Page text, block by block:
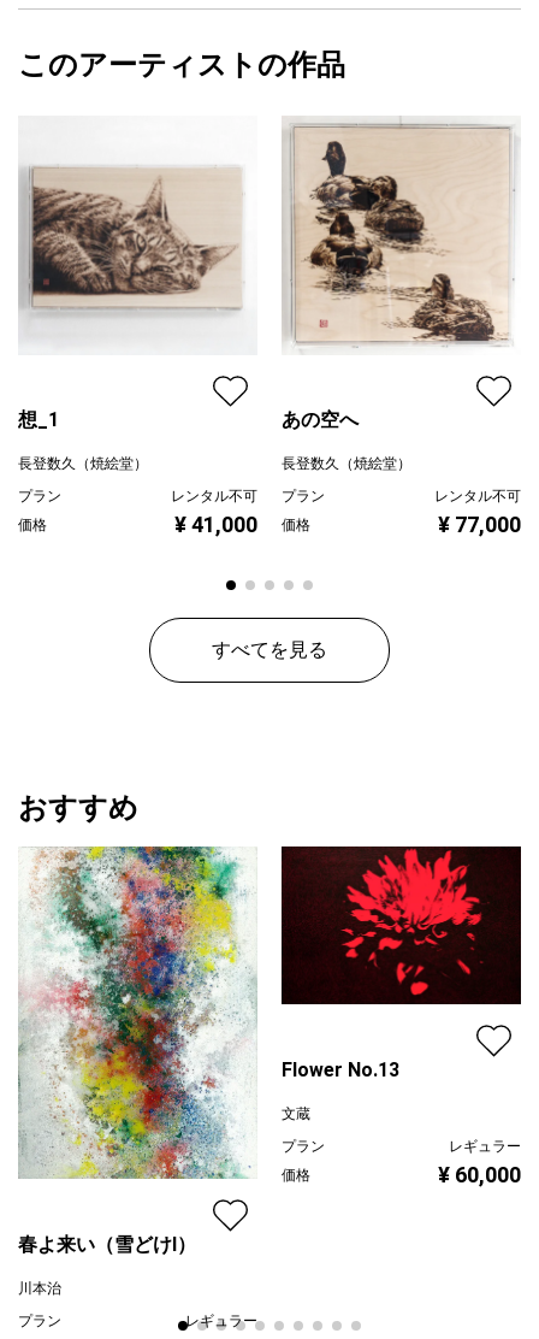
カラー
オレンジ
す。日本では木材に描くウッドバーニング（Wood Burning）の呼
び名が特に知られています。同一素材でも焼きに差が生じるた
・お客様のご使用頂いているパソコンや携帯の画面によって、実
物の色味とは見え方が違う場合がございますのでご了承くださ
い。
・焼き絵（ウッドバーニング）作品は紫外線によってダメージを
受けます。 一般的な絵画作品と同じく、窓ぎわなど直射日光があ
たるところを避けてお飾りください。
フォローする
長登数久（焼絵堂）
このアーティストの作品
想_1
長登数久（焼絵堂）
プラン
レンタル不可
価格
¥ 41,000
あの空へ
長登数久（焼絵堂）
プラン
レンタル不可
価格
¥ 77,000
すべてを見る
おすすめ
春よ来い（雪どけⅠ）
川本治
プラン
レギュラー
Flower No.13
文蔵
プラン
レギュラー
価格
¥ 60,000